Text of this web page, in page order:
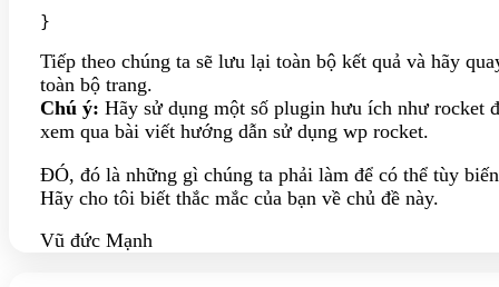
Tiếp theo chúng ta sẽ lưu lại toàn bộ kết quả và hãy
toàn bộ trang.
Chú ý: Hãy sử dụng một số plugin hưu ích như rocket
xem qua bài viết hướng dẫn sử dụng wp rocket.
ĐÓ, đó là những gì chúng ta phải làm để có thể tùy
Hãy cho tôi biết thắc mắc của bạn về chủ đề này.
Vũ đức Mạnh